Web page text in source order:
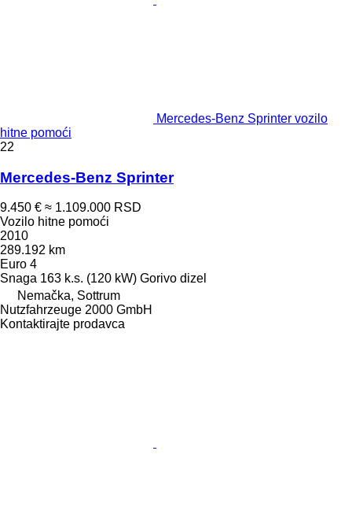
Mercedes-Benz Sprinter vozilo
hitne pomoći
22
Mercedes-Benz Sprinter
9.450 € ≈ 1.109.000 RSD
Vozilo hitne pomoći
2010
289.192 km
Euro 4
Snaga 163 k.s. (120 kW) Gorivo dizel
Nemačka, Sottrum
Nutzfahrzeuge 2000 GmbH
Kontaktirajte prodavca